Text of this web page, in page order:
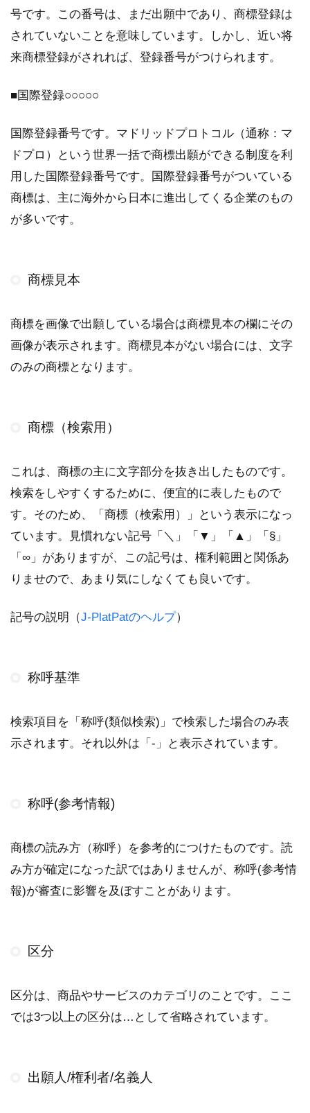
号です。この番号は、まだ出願中であり、商標登録は
されていないことを意味しています。しかし、近い将
来商標登録がされれば、登録番号がつけられます。
■国際登録○○○○○
国際登録番号です。マドリッドプロトコル（通称：マ
ドプロ）という世界一括で商標出願ができる制度を利
用した国際登録番号です。国際登録番号がついている
商標は、主に海外から日本に進出してくる企業のもの
が多いです。
商標見本
商標を画像で出願している場合は商標見本の欄にその
画像が表示されます。商標見本がない場合には、文字
のみの商標となります。
商標（検索用）
これは、商標の主に文字部分を抜き出したものです。
検索をしやすくするために、便宜的に表したもので
す。そのため、「商標（検索用）」という表示になっ
ています。見慣れない記号「＼」「▼」「▲」「§」
「∞」がありますが、この記号は、権利範囲と関係あ
りませので、あまり気にしなくても良いです。
記号の説明（J-PlatPatのヘルプ）
称呼基準
検索項目を「称呼(類似検索)」で検索した場合のみ表
示されます。それ以外は「-」と表示されています。
称呼(参考情報)
商標の読み方（称呼）を参考的につけたものです。読
み方が確定になった訳ではありませんが、称呼(参考情
報)が審査に影響を及ぼすことがあります。
区分
区分は、商品やサービスのカテゴリのことです。ここ
では3つ以上の区分は…として省略されています。
出願人/権利者/名義人